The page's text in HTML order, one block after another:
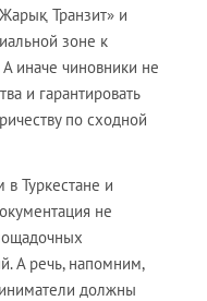
Жарық Транзит» и
зоне к
иначе чиновники не
и гарантировать
по сходной
Туркестане и
не
А речь, напомним,
должны